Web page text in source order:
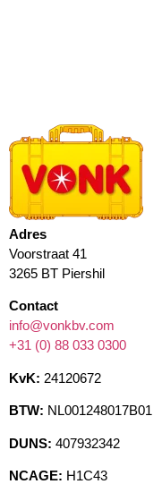
Adres
Voorstraat 41
3265 BT Piershil
Contact
info@vonkbv.com
+31 (0) 88 033 0300
KvK: 24120672
BTW: NL001248017B01
DUNS: 407932342
NCAGE: H1C43